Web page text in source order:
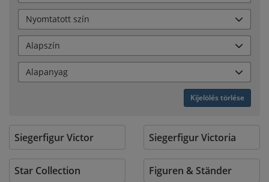
Nyomtatott szín
Alapszín
Alapanyag
Kijelölés törlése
Siegerfigur Victor Siegerfigur Victoria
Star Collection Figuren & Ständer